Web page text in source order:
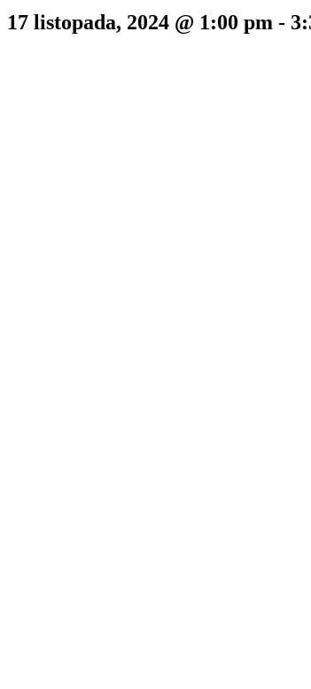
17 listopada, 2024 @ 1:00 pm -